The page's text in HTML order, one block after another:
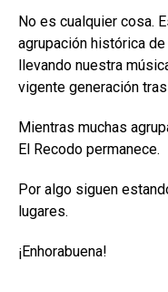
No es cualquier cosa.
agrupación histórica
llevando nuestra
vigente generación
Mientras muchas
El Recodo permanece.
Por algo siguen
lugares.
¡Enhorabuena!